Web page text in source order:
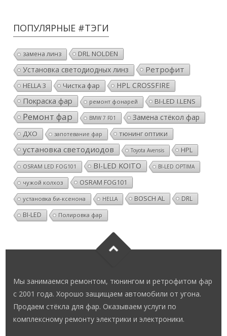
ПОПУЛЯРНЫЕ #ТЭГИ
замена линз DRL NOLDEN
Установка светодиодных линз Ретрофит
HELLA 3 Чистка фар HPL CROSSFIRE
Покраска фар ремонт фонарей BI-LED I.LENS
Ремонт фар BMW 7 F01 Замена стёкол фар
ДХО запотевание фар тюнинг оптики
установка светодиодов Toyota Avensis HPL
OSRAM LED FOG101 BI-LED KOITO BI-LED OPTIMA
чужой колхоз OSRAM FOG101
установка би-ксенона HELLA BOSCH AL DRL
BI-LED Полировка фар
Мы занимаемся ремонтом, тюнингом и ретрофитом фар
с 2001 года. Хорошо защищаем автомобили от угона.
Продаем стёкла для фар. Оказываем услуги по
комплексному ремонту электрики и электроники.